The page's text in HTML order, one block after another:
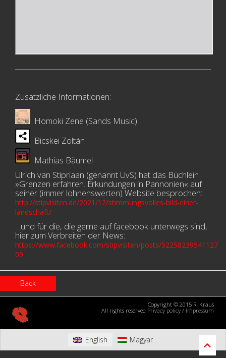
Zusätzliche Informationen:
Homoki Zene (Sands Music)
Bicskei Zoltán
Mathias Bäumel
Ulrich van Stipriaan (genannt UvS) hat das Büchlein
»Grenzen erfahren. Erkundungen in Pannonien« auf
seiner (immer lohnenswerten) Website besprochen:
http://stipvisiten.de/2021/12/stimmungsvolles-bild-einer-
landschaft/
…und für die, die gerne auf facebook unterwegs sind,
hier zum Verbreiten der News:
https://www.facebook.com/stipvisiten/posts/52258239541127
09
Back
Copyright © 2015 R. Kraus
All rights reserved Privacy policy / Impressum
English Magyar